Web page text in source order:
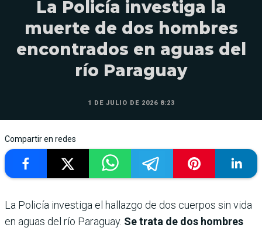
La Policía investiga la
muerte de dos hombres
encontrados en aguas del
río Paraguay
1 DE JULIO DE 2026 8:23
Compartir en redes
La Policía investiga el hallazgo de dos cuerpos sin vida
en aguas del río Paraguay. Se trata de dos hombres